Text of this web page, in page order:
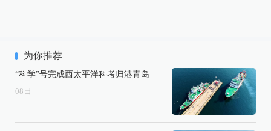
为你推荐
“科学”号完成西太平洋科考归港青岛
08 日